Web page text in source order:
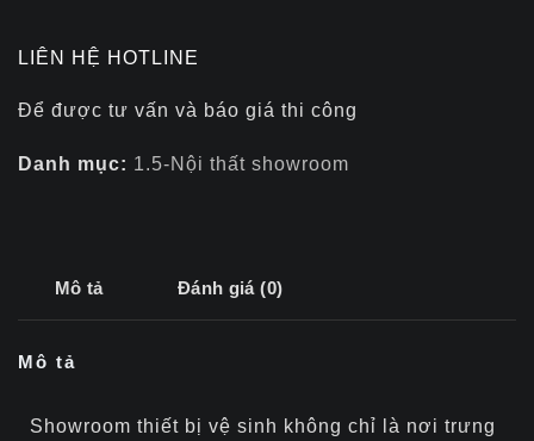
LIÊN HỆ HOTLINE
Để được tư vấn và báo giá thi công
Danh mục: 1.5-Nội thất showroom
Mô tả Đánh giá (0)
Mô tả
Showroom thiết bị vệ sinh không chỉ là nơi trưng